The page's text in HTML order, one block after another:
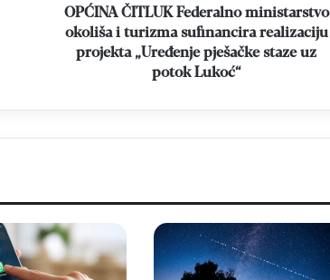
projekta
„Uređenje
pješačke
OPĆINA ČITLUK Federalno ministarstvo
okoliša i turizma sufinancira realizaciju
projekta „Uređenje pješačke staze uz
potok Lukoć“